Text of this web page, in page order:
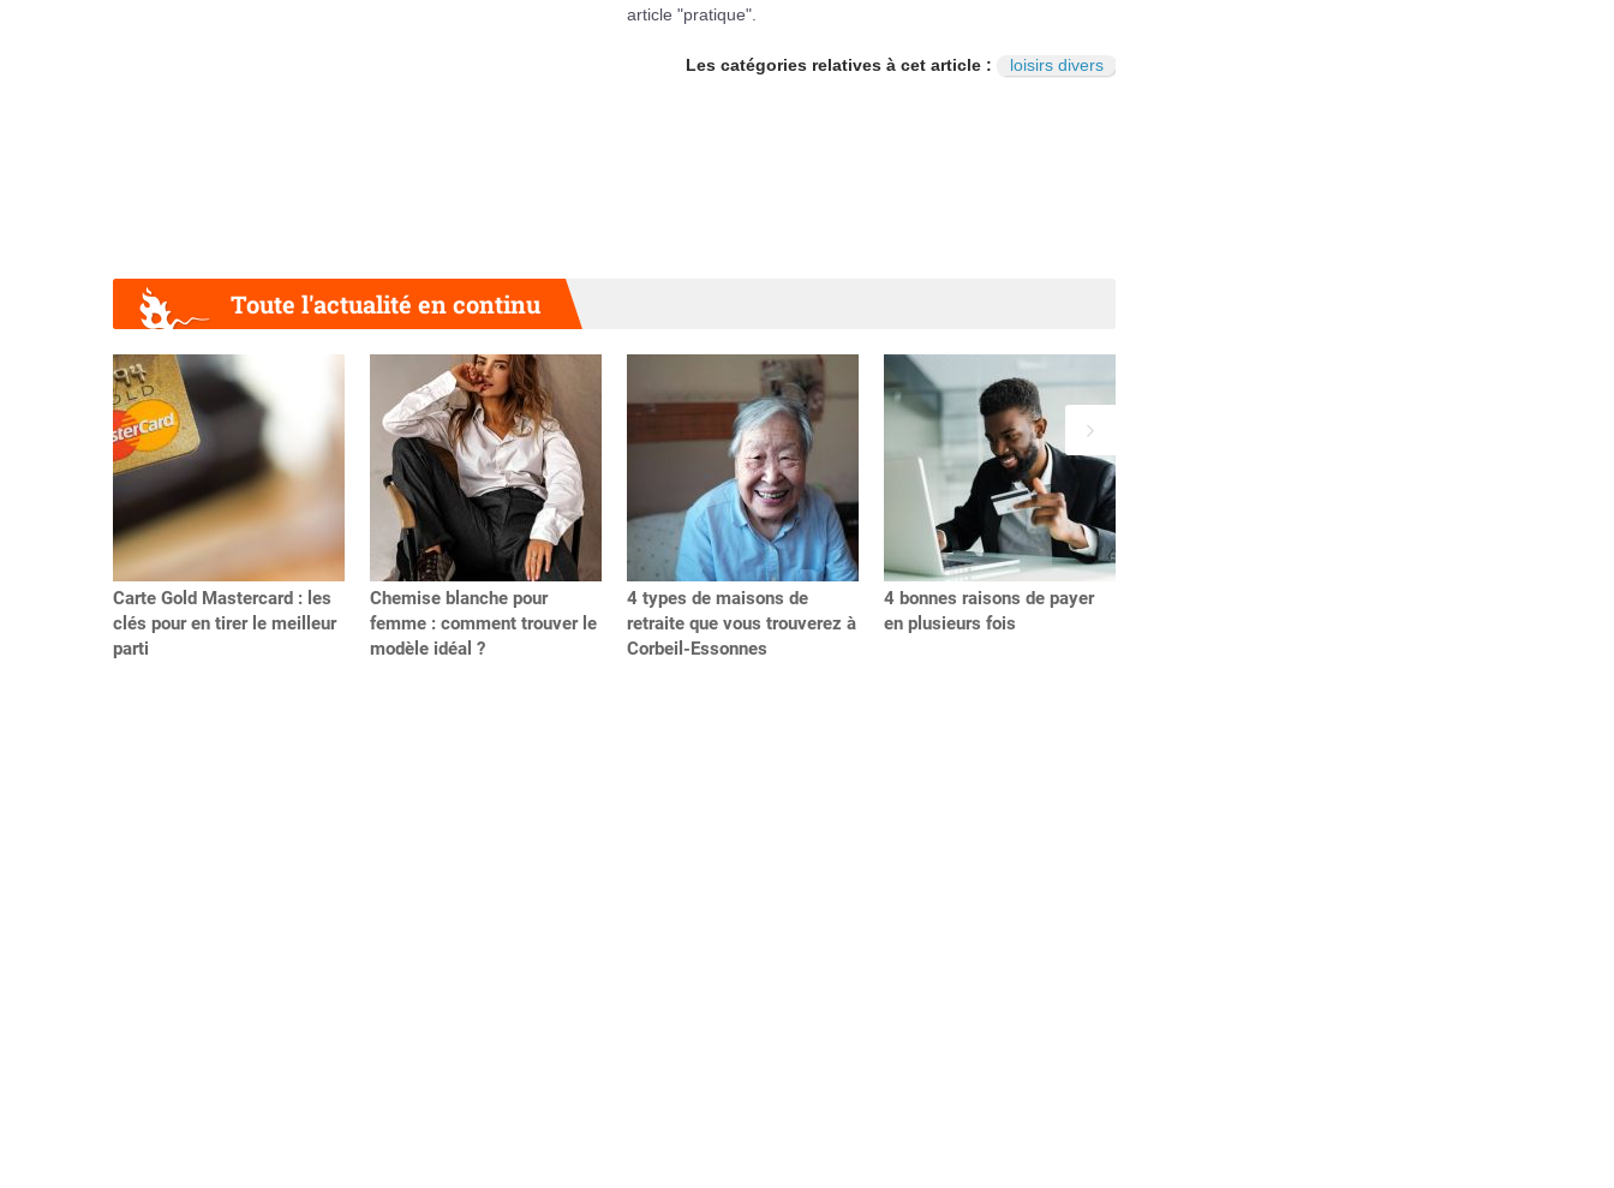
article "pratique".
Les catégories relatives à cet article : loisirs divers
Toute l'actualité en continu
Carte Gold Mastercard : les
clés pour en tirer le meilleur
parti
Chemise blanche pour
femme : comment trouver le
modèle idéal ?
4 types de maisons de
retraite que vous trouverez à
Corbeil-Essonnes
4 bonnes raisons de payer
en plusieurs fois
Précédent